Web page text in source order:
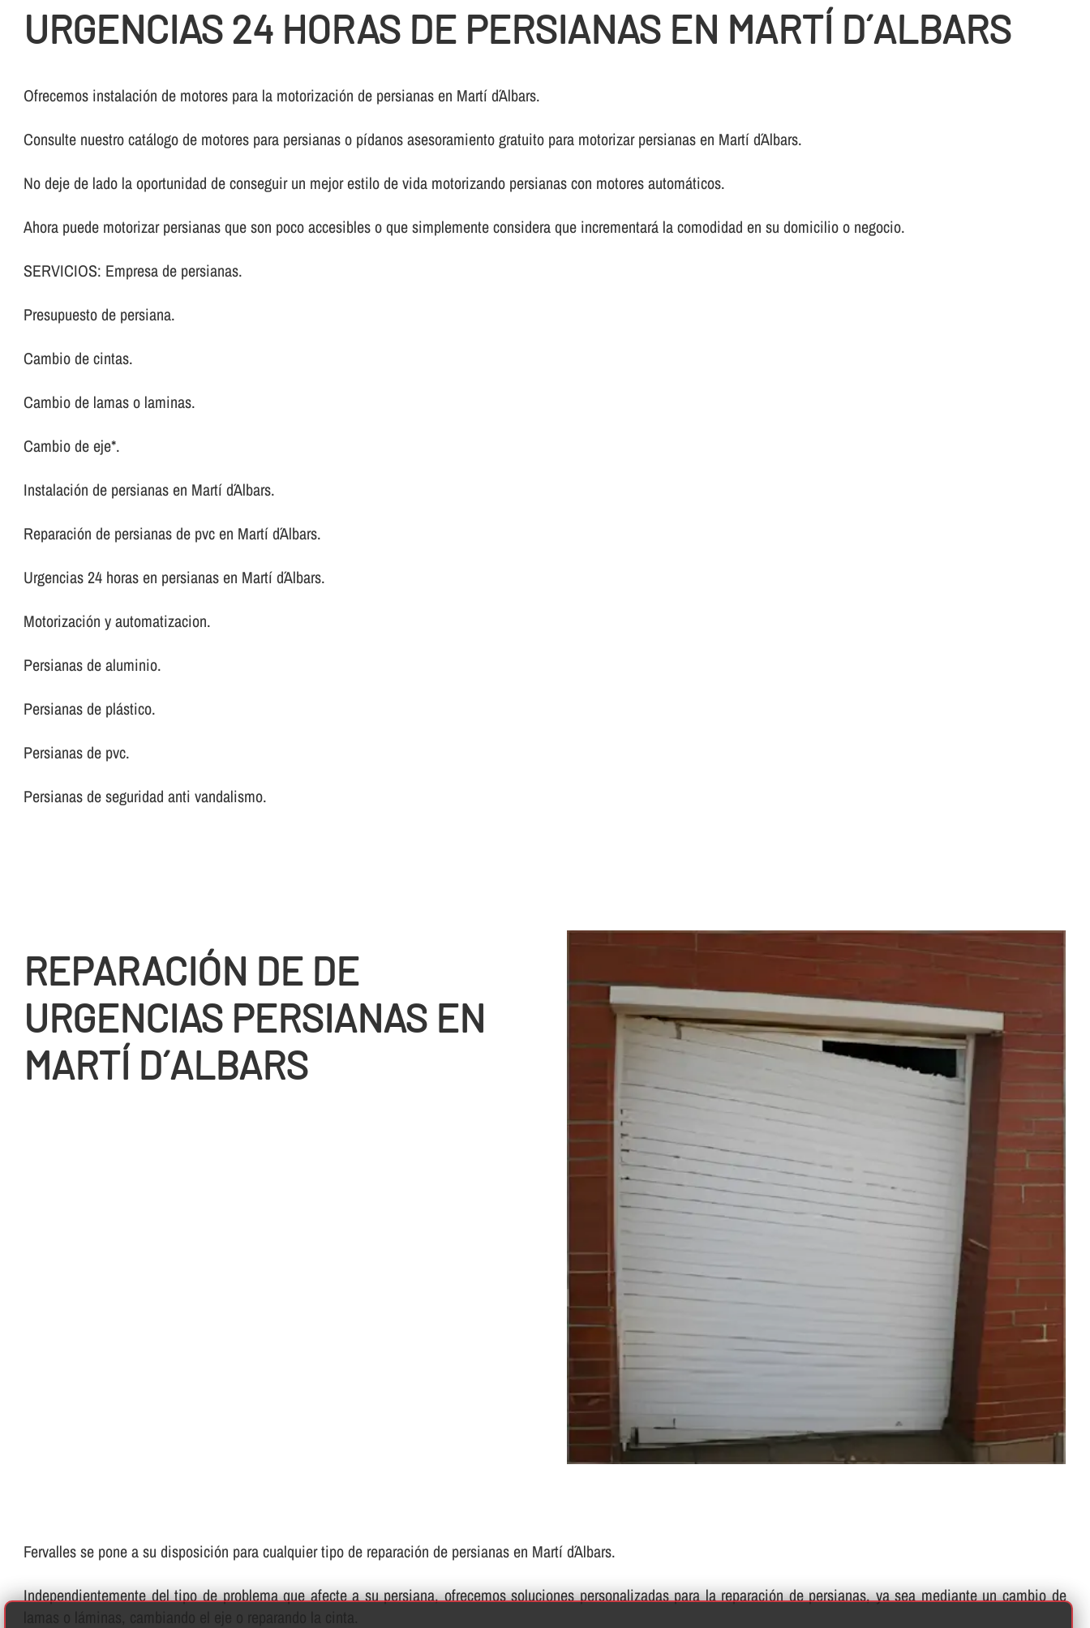
URGENCIAS 24 HORAS DE PERSIANAS EN MARTÍ D´ALBARS
Ofrecemos instalación de motores para la motorización de persianas en Martí d´Albars.
Consulte nuestro catálogo de motores para persianas o pí­danos asesoramiento gratuito para motorizar persianas en Martí d´Albars.
No deje de lado la oportunidad de conseguir un mejor estilo de vida motorizando persianas con motores automáticos.
Ahora puede motorizar persianas que son poco accesibles o que simplemente considera que incrementará la comodidad en su domicilio o negocio.
SERVICIOS: Empresa de persianas.
Presupuesto de persiana.
Cambio de cintas.
Cambio de lamas o laminas.
Cambio de eje*.
Instalación de persianas en Martí d´Albars.
Reparación de persianas de pvc en Martí d´Albars.
Urgencias 24 horas en persianas en Martí d´Albars.
Motorización y automatizacion.
Persianas de aluminio.
Persianas de plástico.
Persianas de pvc.
Persianas de seguridad anti vandalismo.
REPARACIÓN DE DE
URGENCIAS PERSIANAS EN
MARTÍ D´ALBARS
Fervalles se pone a su disposición para cualquier tipo de reparación de persianas en Martí d´Albars.
Independientemente del tipo de problema que afecte a su persiana, ofrecemos soluciones personalizadas para la reparación de persianas, ya sea mediante un cambio de